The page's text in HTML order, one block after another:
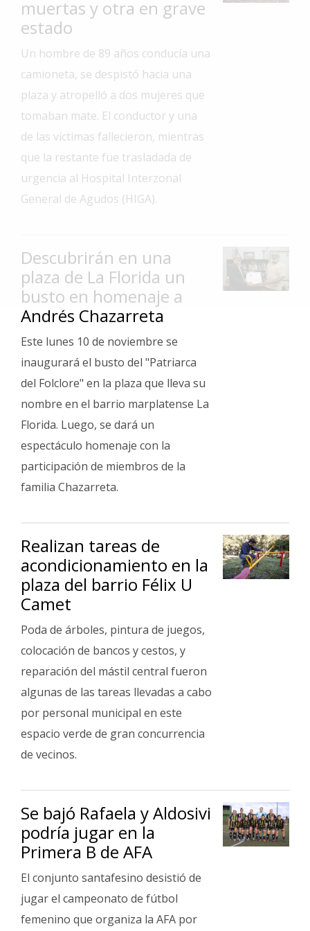
Interés
General
La
Ciudad
Deportes
y
Espectáculos
Policiales
de
Familia
Clasificados
Fúnebres
muertas y otra en grave
estado
Un hombre de 89 años conducía una
camioneta, se despistó hacia una
plaza y atropelló a dos mujeres que
tomaban mate. El conductor y una
de las víctimas fallecieron, mientras
que la restante fue trasladada de
urgencia al Hospital Interzonal
General de Agudos (HIGA).
Descubrirán en una
plaza de La Florida un
busto en homenaje a
Andrés Chazarreta
Este lunes 10 de noviembre se
inaugurará el busto del "Patriarca
del Folclore" en la plaza que lleva su
nombre en el barrio marplatense La
Florida. Luego, se dará un
espectáculo homenaje con la
participación de miembros de la
familia Chazarreta.
Realizan tareas de
acondicionamiento en la
plaza del barrio Félix U
Camet
Poda de árboles, pintura de juegos,
colocación de bancos y cestos, y
reparación del mástil central fueron
algunas de las tareas llevadas a cabo
por personal municipal en este
espacio verde de gran concurrencia
de vecinos.
Se bajó Rafaela y Aldosivi
podría jugar en la
Primera B de AFA
El conjunto santafesino desistió de
jugar el campeonato de fútbol
femenino que organiza la AFA por